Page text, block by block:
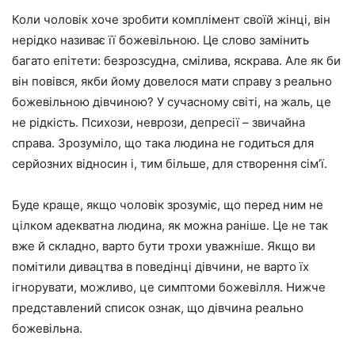
Коли чоловік хоче зробити комплімент своїй жінці, він
нерідко називає її божевільною. Це слово замінить
багато епітети: безрозсудна, смілива, яскрава. Але як би
він повівся, якби йому довелося мати справу з реально
божевільною дівчиною? У сучасному світі, на жаль, це
не рідкість. Психози, неврози, депресії – звичайна
справа. Зрозуміло, що така людина не годиться для
серйозних відносин і, тим більше, для створення сім’ї.
Буде краще, якщо чоловік зрозуміє, що перед ним не
цілком адекватна людина, як можна раніше. Це не так
вже й складно, варто бути трохи уважніше. Якщо ви
помітили дивацтва в поведінці дівчини, не варто їх
ігнорувати, можливо, це симптоми божевілля. Нижче
представлений список ознак, що дівчина реально
божевільна.